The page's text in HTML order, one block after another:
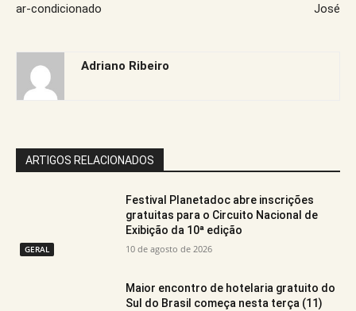
ar-condicionado
José
Adriano Ribeiro
ARTIGOS RELACIONADOS
GERAL
Festival Planetadoc abre inscrições
gratuitas para o Circuito Nacional de
Exibição da 10ª edição
10 de agosto de 2026
Maior encontro de hotelaria gratuito do
Sul do Brasil começa nesta terça (11)